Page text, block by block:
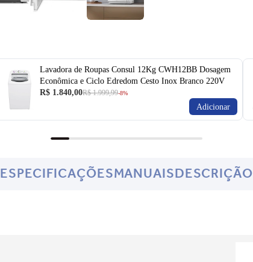
Lavadora de Roupas Consul 12Kg CWH12BB Dosagem
Econômica e Ciclo Edredom Cesto Inox Branco 220V
R$ 1.840,00R$ 1.999,99-8%
Adicionar
ESPECIFICAÇÕESMANUAISDESCRIÇÃO